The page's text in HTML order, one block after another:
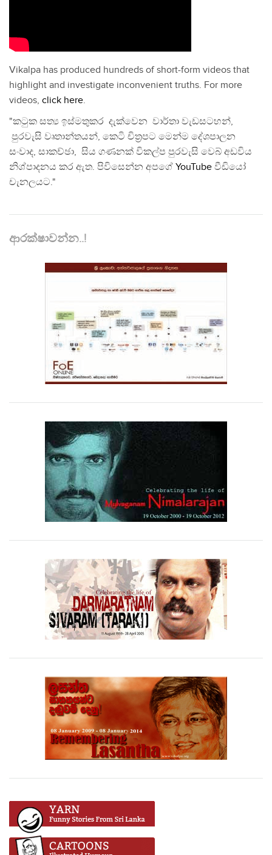
Vikalpa has produced hundreds of short-form videos that
highlight and investigate inconvenient truths. For more
videos, click here.
"කටුක සත්‍ය ඉස්මතුකර දැක්වෙන වාර්තා වැඩසටහන්,
පුරවැසි වෘතාන්තයන්, කෙටි චිත්‍රපට මෙන්ම දේශපාලන
සංවාද, සාකච්ඡා, සිය ගණනක් විකල්ප පුරවැසි වෙබ් අඩවිය
නිශ්පාදනය කර ඇත. පිවිසෙන්න අපගේ YouTube වීඩියෝ
චැනලයට."
ආරක්ෂාවන්න..!